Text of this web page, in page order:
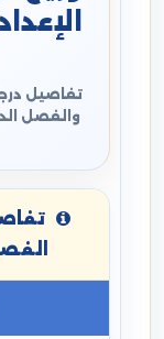
تفاصيل
والفصل